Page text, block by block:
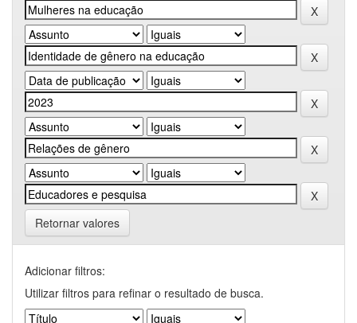
Retornar valores
Adicionar filtros:
Utilizar filtros para refinar o resultado de busca.